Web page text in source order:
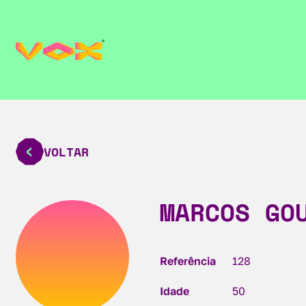
VOLTAR
MARCOS
Referência 128
Idade 50